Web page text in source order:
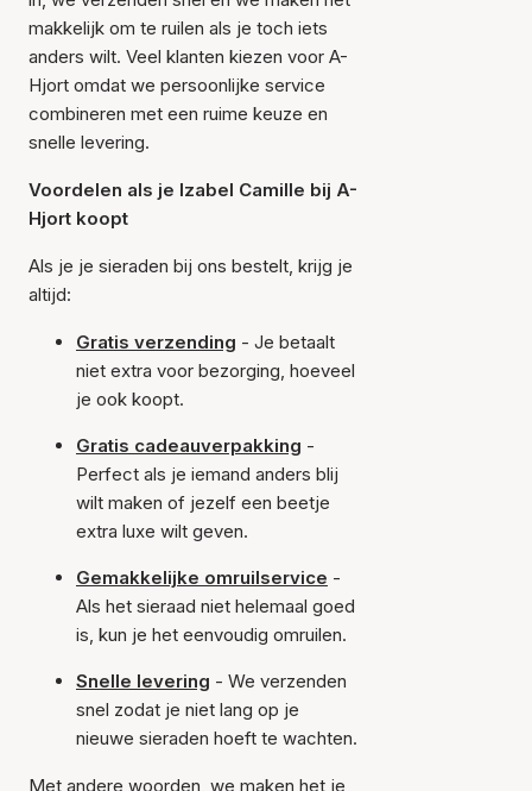
makkelijk om te ruilen als je toch iets
anders wilt. Veel klanten kiezen voor A-
Hjort omdat we persoonlijke service
combineren met een ruime keuze en
snelle levering.
Voordelen als je Izabel Camille bij A-
Hjort koopt
Als je je sieraden bij ons bestelt, krijg je
altijd:
Gratis verzending - Je betaalt
niet extra voor bezorging, hoeveel
je ook koopt.
Gratis cadeauverpakking -
Perfect als je iemand anders blij
wilt maken of jezelf een beetje
extra luxe wilt geven.
Gemakkelijke omruilservice -
Als het sieraad niet helemaal goed
is, kun je het eenvoudig omruilen.
Snelle levering - We verzenden
snel zodat je niet lang op je
nieuwe sieraden hoeft te wachten.
Met andere woorden, we maken het je